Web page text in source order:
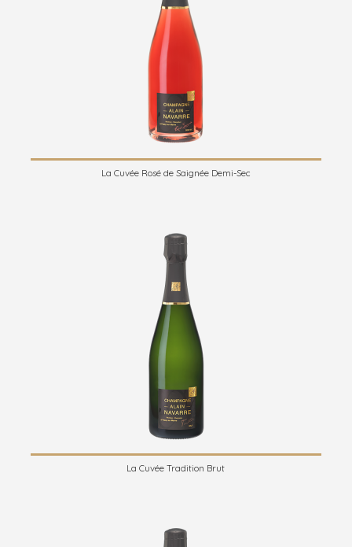
La Cuvée Rosé de Saignée Demi-Sec
La Cuvée Tradition Brut